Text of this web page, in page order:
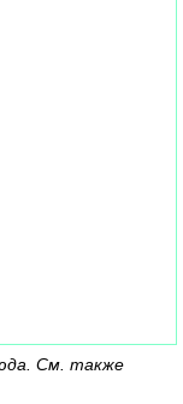
Cм. также